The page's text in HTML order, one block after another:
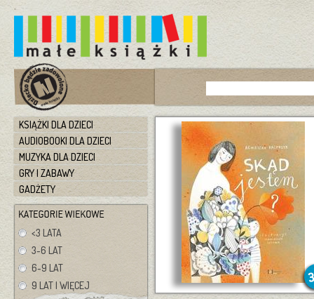
KSIĄŻKI DLA DZIECI
AUDIOBOOKI DLA DZIECI
MUZYKA DLA DZIECI
GRY I ZABAWY
GADŻETY
<3 LATA
3-6 LAT
6-9 LAT
9 LAT I WIĘCEJ